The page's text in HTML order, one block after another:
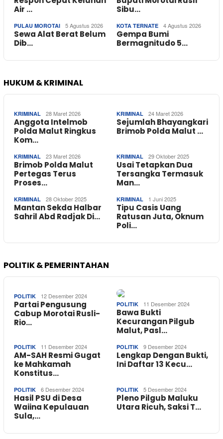
Air …
Sibu…
PULAU MOROTAI 5 Agustus 2026
Sewa Alat Berat Belum
Dib…
KOTA TERNATE 4 Agustus 2026
Gempa Bumi
Bermagnitudo 5…
HUKUM & KRIMINAL
KRIMINAL 28 Maret 2026
Anggota Intelmob
Polda Malut Ringkus
Kom…
KRIMINAL 24 Maret 2026
Sejumlah Bhayangkari
Brimob Polda Malut …
KRIMINAL 23 Maret 2026
Brimob Polda Malut
Pertegas Terus
Proses…
KRIMINAL 29 Oktober 2025
Usai Tetapkan Dua
Tersangka Termasuk
Man…
KRIMINAL 28 Oktober 2025
Mantan Sekda Halbar
Sahril Abd Radjak Di…
KRIMINAL 1 Juni 2025
Tipu Casis Uang
Ratusan Juta, Oknum
Poli…
POLITIK & PEMERINTAHAN
POLITIK 12 Desember 2024
Partai Pengusung
Cabup Morotai Rusli-
Rio…
POLITIK 11 Desember 2024
Bawa Bukti
Kecurangan Pilgub
Malut, Pasl…
POLITIK 11 Desember 2024
AM-SAH Resmi Gugat
ke Mahkamah
Konstitus…
POLITIK 9 Desember 2024
Lengkap Dengan Bukti,
Ini Daftar 13 Kecu…
POLITIK 6 Desember 2024
Hasil PSU di Desa
Waiina Kepulauan
Sula,…
POLITIK 5 Desember 2024
Pleno Pilgub Maluku
Utara Ricuh, Saksi T…